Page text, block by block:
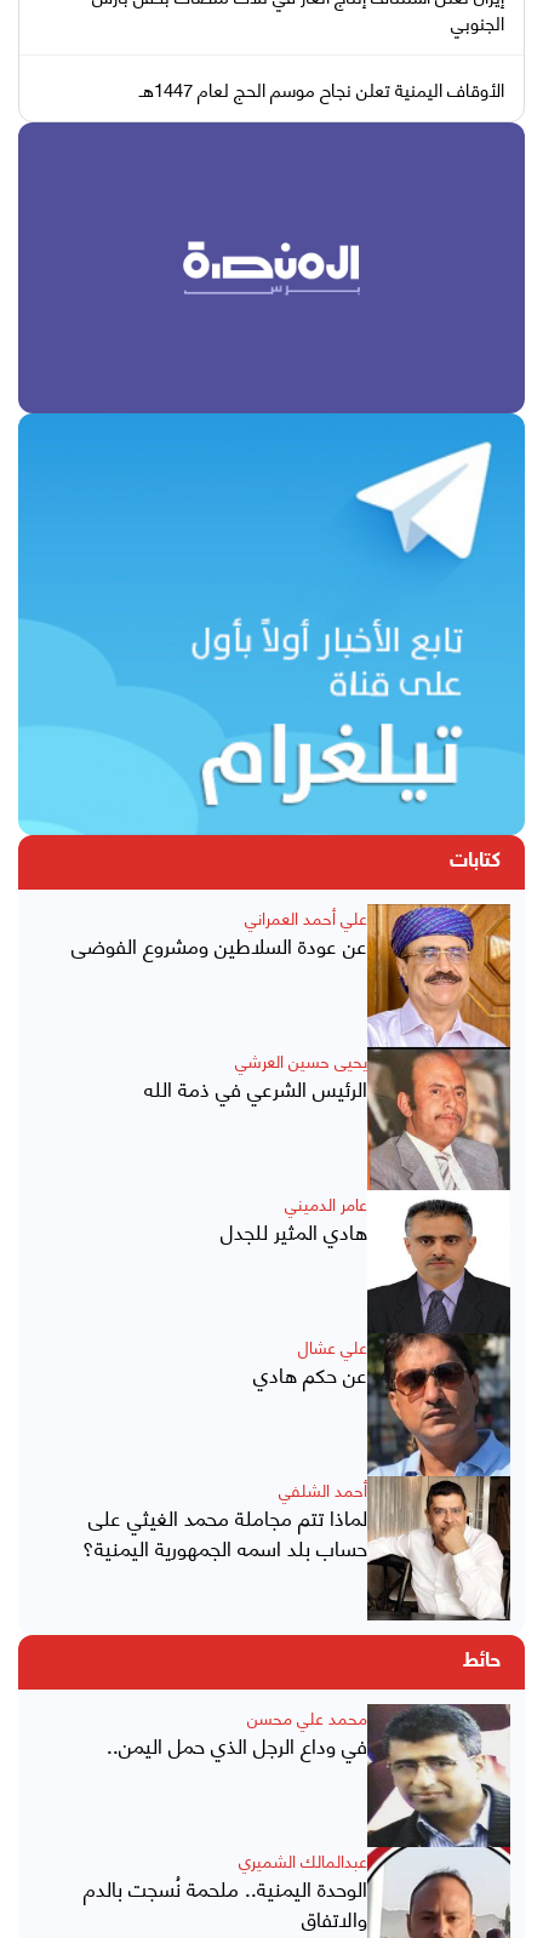
الجنوبي
الأوقاف اليمنية تعلن نجاح موسم الحج لعام 1447هـ
كتابات
علي أحمد العمراني
عن عودة السلاطين ومشروع الفوضى
يحيى حسين العرشي
الرئيس الشرعي في ذمة الله
عامر الدميني
هادي المثير للجدل
علي عشال
عن حكم هادي
أحمد الشلفي
لماذا تتم مجاملة محمد الغيثي على
حساب بلد اسمه الجمهورية اليمنية؟
حائط
محمد علي محسن
في وداع الرجل الذي حمل اليمن..
عبدالمالك الشميري
الوحدة اليمنية.. ملحمة نُسجت بالدم
والاتفاق